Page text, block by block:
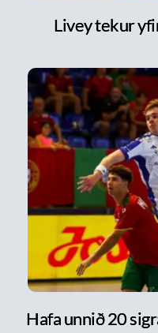
Livey tekur
Hafa unnið 20